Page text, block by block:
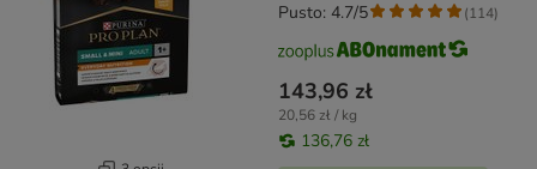
143,96 zł
20,56 zł / kg
136,76 zł
Pusto: 4.7/5 (114)